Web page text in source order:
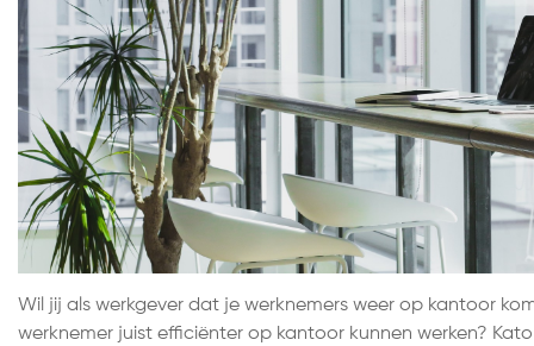
Wil jij als werkgever dat je werknemers weer op kantoor
werknemer juist efficiënter op kantoor kunnen werken?